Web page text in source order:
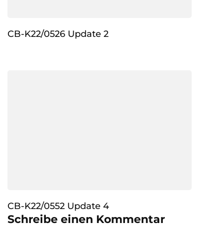
CB-K22/0526 Update 2
CB-K22/0552 Update 4
Schreibe einen Kommentar